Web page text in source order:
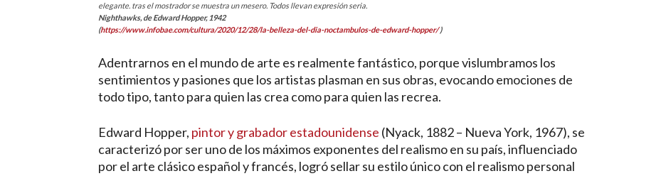
elegante. tras el mostrador se muestra un mesero. Todos llevan expresión seria.
Nighthawks, de Edward Hopper, 1942
(https://www.infobae.com/cultura/2020/12/28/la-belleza-del-dia-noctambulos-de-edward-hopper/)
Adentrarnos en el mundo de arte es realmente fantástico, porque vislumbramos los
sentimientos y pasiones que los artistas plasman en sus obras, evocando emociones de
todo tipo, tanto para quien las crea como para quien las recrea.
Edward Hopper, pintor y grabador estadounidense (Nyack, 1882 – Nueva York, 1967), se
caracterizó por ser uno de los máximos exponentes del realismo en su país, influenciado
por el arte clásico español y francés, logró sellar su estilo único con el realismo personal